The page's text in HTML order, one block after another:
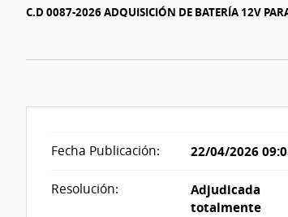
C.D 0087-2026 ADQUISICIÓN DE BATERÍA 12V
Fecha Publicación: 22/04/2026
Resolución:
Adjudicada
totalmente